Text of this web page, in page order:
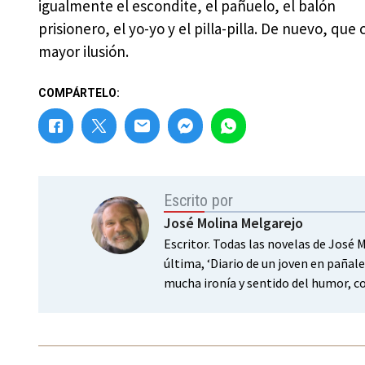
igualmente el escondite, el pañuelo, el balón
prisionero, el yo-yo y el pilla-pilla. De nuevo, que
mayor ilusión.
COMPÁRTELO:
Escrito por
José Molina Melgarejo
Escritor. Todas las novelas de
última, ‘Diario de un joven en
mucha ironía y sentido del humor,